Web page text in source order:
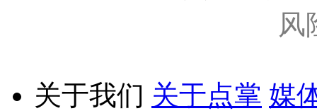
风
关于我们 关于点掌 媒